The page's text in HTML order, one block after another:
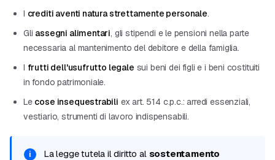
I crediti aventi natura strettamente personale.
Gli assegni alimentari, gli stipendi e le pensioni nella parte
necessaria al mantenimento del debitore e della famiglia.
I frutti dell'usufrutto legale sui beni dei figli e i beni costituiti
in fondo patrimoniale.
Le cose insequestrabili ex art. 514 c.p.c.: arredi essenziali,
vestiario, strumenti di lavoro indispensabili.
La legge tutela il diritto al sostentamento